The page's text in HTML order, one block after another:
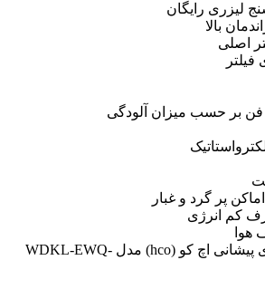
لیزری رایگان
بالا
اصلی
بر حسب میزان آلودگی
پر گرد و غبار
هوا
به همراه تب سنج لیزری پیشانی اچ کو (hco) مدل WDKL-EWQ-